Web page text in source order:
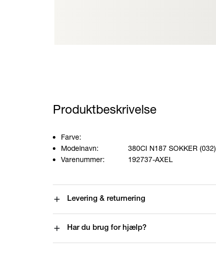
Produktbeskrivelse
Farve:
Modelnavn:
380CI N187 SOKKER (032)
Varenummer:
192737-AXEL
Levering & returnering
Har du brug for hjælp?